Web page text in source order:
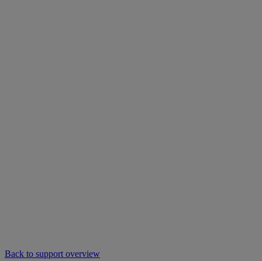
Back to support overview